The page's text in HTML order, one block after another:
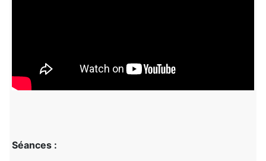
Séances :